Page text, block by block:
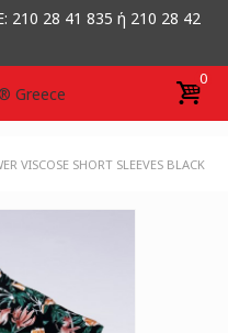
28 41 835 ή 210 28 42
0
VISCOSE SHORT SLEEVES BLACK